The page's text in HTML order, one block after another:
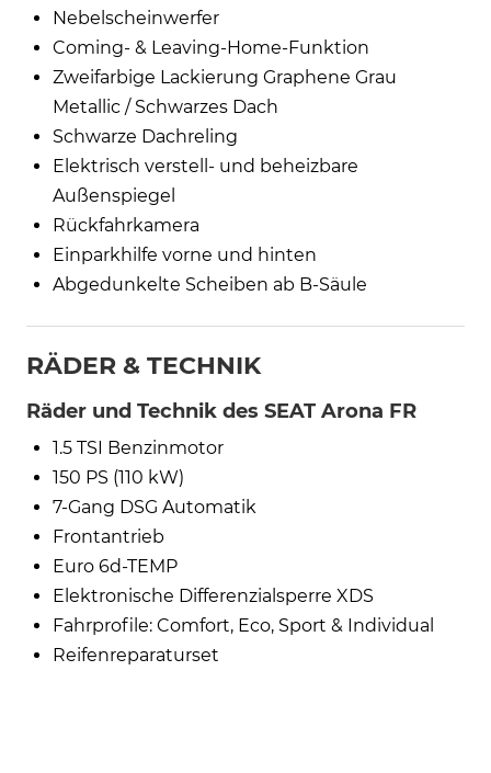
Nebelscheinwerfer
Coming- & Leaving-Home-Funktion
Zweifarbige Lackierung Graphene Grau
Metallic / Schwarzes Dach
Schwarze Dachreling
Elektrisch verstell- und beheizbare
Außenspiegel
Rückfahrkamera
Einparkhilfe vorne und hinten
Abgedunkelte Scheiben ab B-Säule
RÄDER & TECHNIK
Räder und Technik des SEAT Arona FR
1.5 TSI Benzinmotor
150 PS (110 kW)
7-Gang DSG Automatik
Frontantrieb
Euro 6d-TEMP
Elektronische Differenzialsperre XDS
Fahrprofile: Comfort, Eco, Sport & Individual
Reifenreparaturset